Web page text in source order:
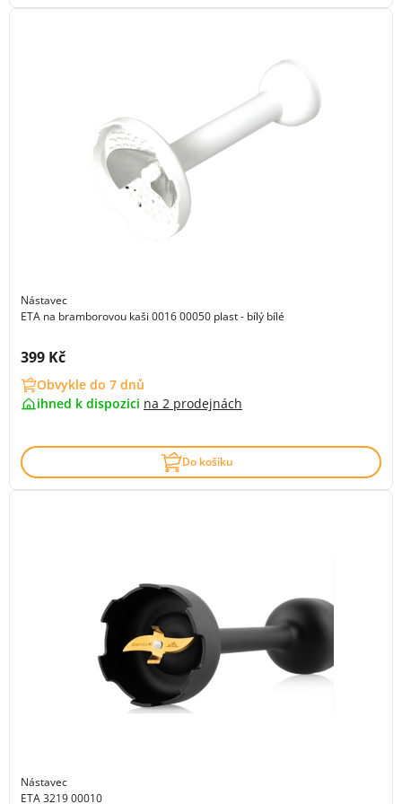
Nástavec
ETA na bramborovou kaši 0016 00050 plast - bílý bílé
Cena s DPH:
399 Kč
Obvykle do 7 dnů
ihned k dispozici na 2 prodejnách
Do košíku
Nástavec
ETA 3219 00010